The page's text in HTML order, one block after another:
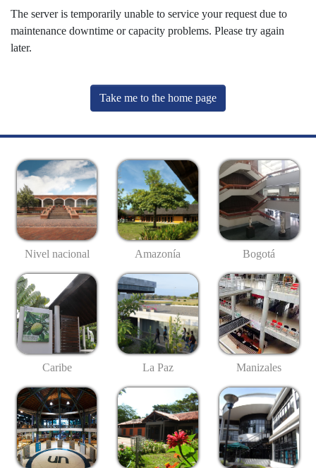
The server is temporarily unable to service your request due to
maintenance downtime or capacity problems. Please try again
later.
Take me to the home page
Nivel nacional Amazonía Bogotá
Caribe La Paz Manizales